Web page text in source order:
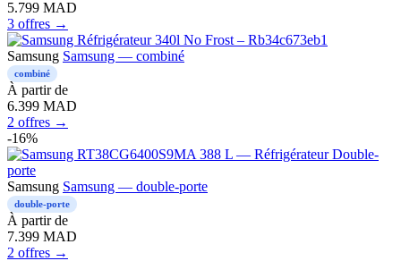
5.799 MAD
3 offres →
Samsung Samsung — combiné
combiné
À partir de
6.399 MAD
2 offres →
-16%
Samsung Samsung — double-porte
double-porte
À partir de
7.399 MAD
2 offres →